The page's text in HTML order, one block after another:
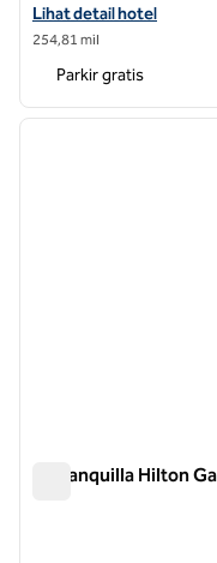
Lihat detail hotel untuk
Lihat detail hotel
254,81 mil
Parkir gratis
1 dari 13
Barranquilla Hilton